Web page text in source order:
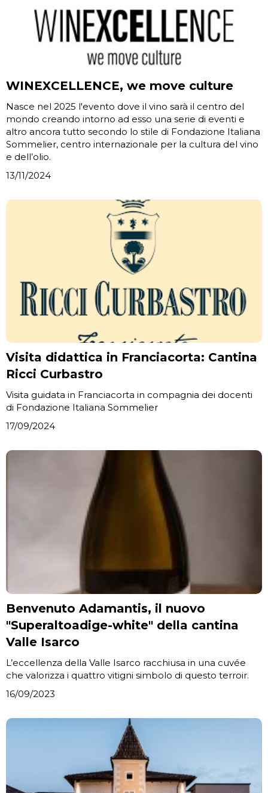
WINEXCELLENCE, we move culture
Nasce nel 2025 l'evento dove il vino sarà il centro del
mondo creando intorno ad esso una serie di eventi e
altro ancora tutto secondo lo stile di Fondazione Italiana
Sommelier, centro internazionale per la cultura del vino
e dell’olio.
13/11/2024
Visita didattica in Franciacorta: Cantina
Ricci Curbastro
Visita guidata in Franciacorta in compagnia dei docenti
di Fondazione Italiana Sommelier
17/09/2024
Benvenuto Adamantis, il nuovo
"Superaltoadige-white" della cantina
Valle Isarco
L’eccellenza della Valle Isarco racchiusa in una cuvée
che valorizza i quattro vitigni simbolo di questo terroir.
16/09/2023